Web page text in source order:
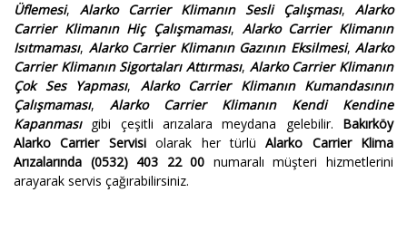
Üflemesi, Alarko Carrier Klimanın Sesli Çalışması, Alarko
Carrier Klimanın Hiç Çalışmaması, Alarko Carrier Klimanın
Isıtmaması, Alarko Carrier Klimanın Gazının Eksilmesi, Alarko
Carrier Klimanın Sigortaları Attırması, Alarko Carrier Klimanın
Çok Ses Yapması, Alarko Carrier Klimanın Kumandasının
Çalışmaması, Alarko Carrier Klimanın Kendi Kendine
Kapanmasıgibi çeşitli arızalara meydana gelebilir. Bakırköy
Alarko Carrier Servisiolarak her türlüAlarko Carrier Klima
Arızalarında (0532) 403 22 00 numaralı müşteri hizmetlerini
arayarak servis çağırabilirsiniz.